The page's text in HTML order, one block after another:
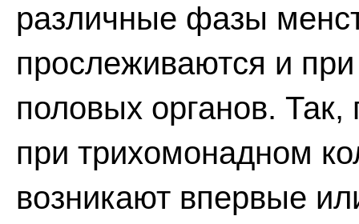
различные фазы
прослеживаются и
половых органов. Так,
при трихомонадном
возникают впервые